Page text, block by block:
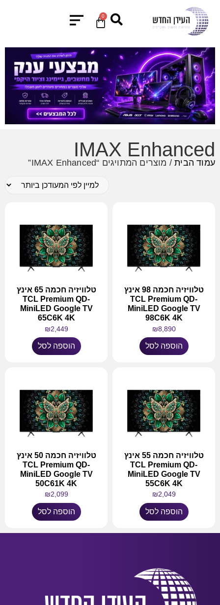
0
IMAX Enhanced
עמוד הבית/ מוצרים המתויגים “IMAX Enhanced”
טלוויזיה חכמה 98 אינץ
TCL Premium QD-
MiniLED Google TV
98C6K 4K
₪8,890
הוספה לסל
טלוויזיה חכמה 65 אינץ
TCL Premium QD-
MiniLED Google TV
65C6K 4K
₪2,449
הוספה לסל
טלוויזיה חכמה 55 אינץ
TCL Premium QD-
MiniLED Google TV
55C6K 4K
₪2,049
הוספה לסל
טלוויזיה חכמה 50 אינץ
TCL Premium QD-
MiniLED Google TV
50C61K 4K
₪2,099
הוספה לסל